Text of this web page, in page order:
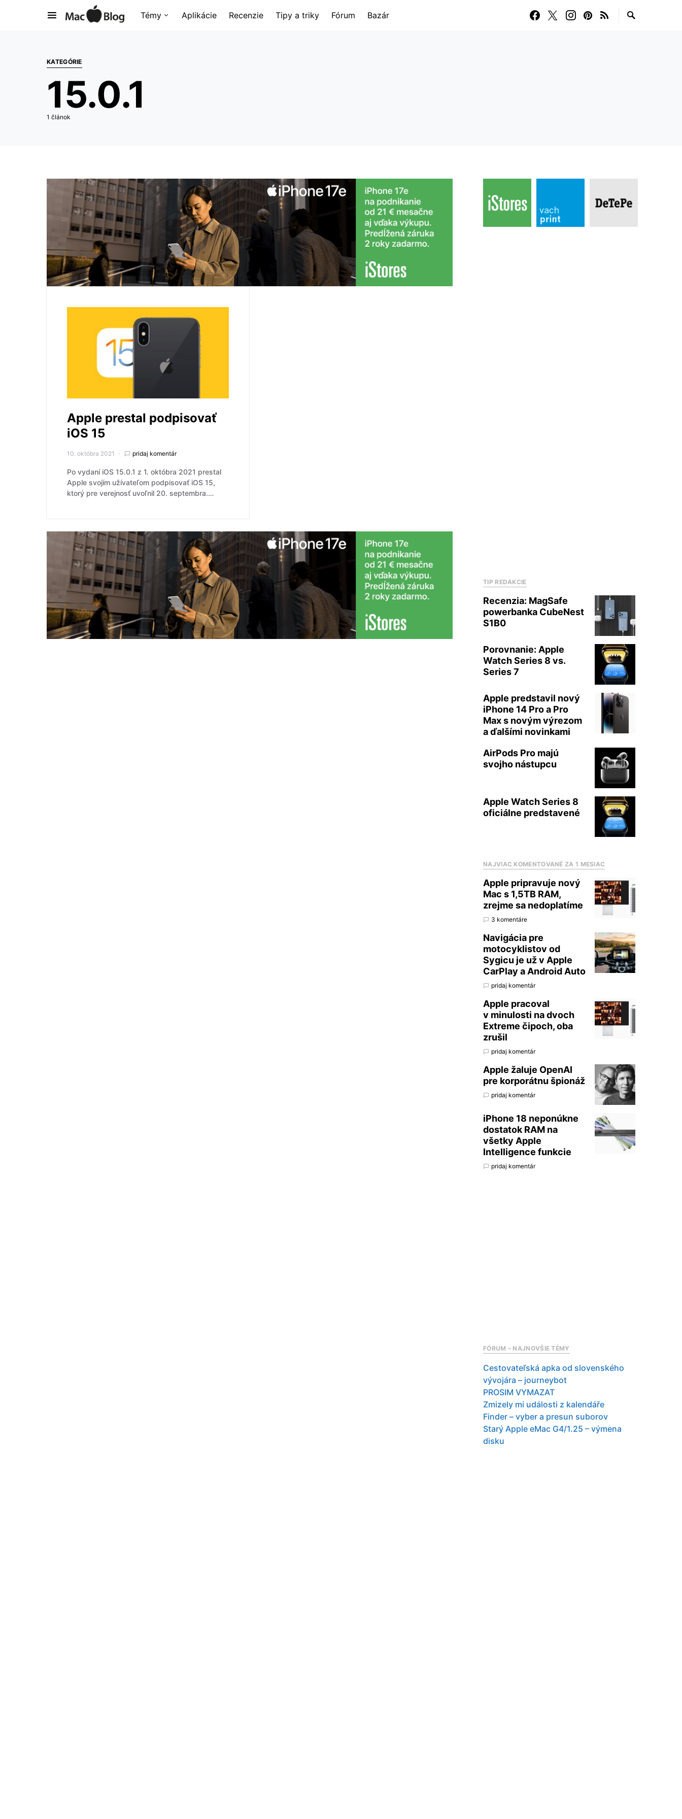
Témy Aplikácie Recenzie Tipy a triky Fórum Bazár
KATEGÓRIE
15.0.1
1 článok
Apple prestal podpisovať
iOS 15
10. októbra 2021 pridaj komentár
Po vydaní iOS 15.0.1 z 1. októbra 2021 prestal
Apple svojím užívateľom podpisovať iOS 15,
ktorý pre verejnosť uvoľnil 20. septembra.…
TIP REDAKCIE
Recenzia: MagSafe
powerbanka CubeNest
S1B0
Porovnanie: Apple
Watch Series 8 vs.
Series 7
Apple predstavil nový
iPhone 14 Pro a Pro
Max s novým výrezom
a ďalšími novinkami
AirPods Pro majú
svojho nástupcu
Apple Watch Series 8
oficiálne predstavené
NAJVIAC KOMENTOVANÉ ZA 1 MESIAC
Apple pripravuje nový
Mac s 1,5TB RAM,
zrejme sa nedoplatíme
3 komentáre
Navigácia pre
motocyklistov od
Sygicu je už v Apple
CarPlay a Android Auto
pridaj komentár
Apple pracoval
v minulosti na dvoch
Extreme čipoch, oba
zrušil
pridaj komentár
Apple žaluje OpenAI
pre korporátnu špionáž
pridaj komentár
iPhone 18 neponúkne
dostatok RAM na
všetky Apple
Intelligence funkcie
pridaj komentár
FÓRUM – NAJNOVŠIE TÉMY
Cestovateľská apka od slovenského
vývojára – journeybot
PROSIM VYMAZAT
Zmizely mi události z kalendáře
Finder – vyber a presun suborov
Starý Apple eMac G4/1.25 – výmena
disku